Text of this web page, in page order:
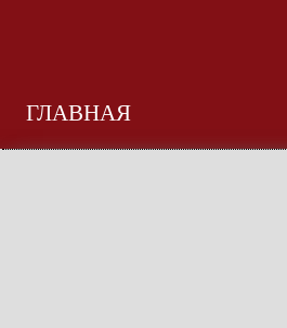
ГЛАВНАЯ